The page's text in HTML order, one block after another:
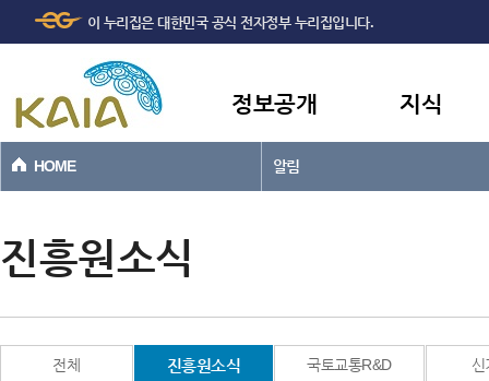
본문바로가기
이 누리집은 대한민국 공식 전자정부 누리집입니다.
정보공개 지식
HOME 알림
진흥원소식
전체 진흥원소식 국토교통R&D 신